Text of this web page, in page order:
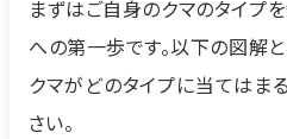
まずはご自身のクマのタイプ
への第一歩です。以下の図解
クマがどのタイプに当てはま
さい。